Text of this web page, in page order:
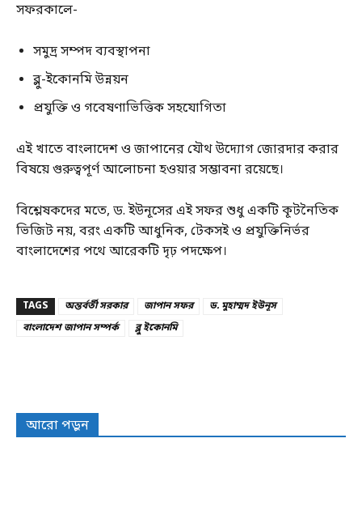
সফরকালে-
সমুদ্র সম্পদ ব্যবস্থাপনা
ব্লু-ইকোনমি উন্নয়ন
প্রযুক্তি ও গবেষণাভিত্তিক সহযোগিতা
এই খাতে বাংলাদেশ ও জাপানের যৌথ উদ্যোগ জোরদার করার
বিষয়ে গুরুত্বপূর্ণ আলোচনা হওয়ার সম্ভাবনা রয়েছে।
বিশ্লেষকদের মতে, ড. ইউনূসের এই সফর শুধু একটি কূটনৈতিক
ভিজিট নয়, বরং একটি আধুনিক, টেকসই ও প্রযুক্তিনির্ভর
বাংলাদেশের পথে আরেকটি দৃঢ় পদক্ষেপ।
TAGS অন্তর্বর্তী সরকার জাপান সফর
ড. মুহাম্মদ ইউনূস
বাংলাদেশ জাপান সম্পর্ক
ব্লু ইকোনমি
আরো পড়ুন